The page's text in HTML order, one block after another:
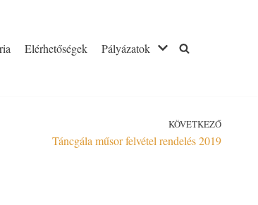
Elérhetőségek Pályázatok
KÖVETKEZŐ
Táncgála műsor felvétel rendelés 2019